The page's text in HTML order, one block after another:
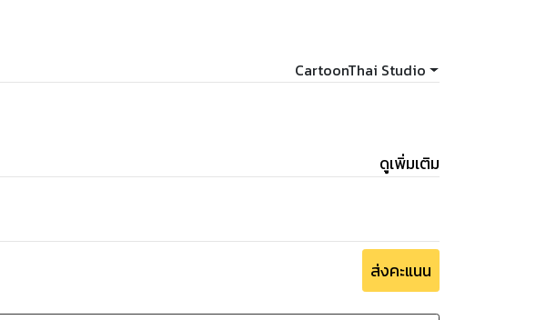
CartoonThai Studio
ดูเพิ่มเติม
ส่งคะแนน